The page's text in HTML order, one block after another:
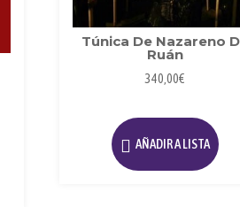
Túnica De Nazareno
Ruán
340,00€
AÑADIR A LISTA